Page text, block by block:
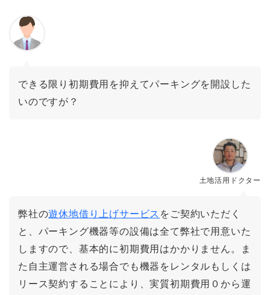
できる限り初期費用を抑えてパーキングを開設した
いのですが？
土地活用ドクター
弊社の遊休地借り上げサービス をご契約いただく
と、パーキング機器等の設備は全て弊社で用意いた
しますので、基本的に初期費用はかかりません。ま
た自主運営される場合でも機器をレンタルもしくは
リース契約することにより、実質初期費用０から運